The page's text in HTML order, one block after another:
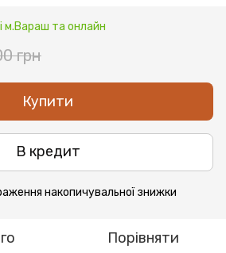
м.Вараш та онлайн
грн
Купити
В кредит
накопичувальної знижки
Порівняти